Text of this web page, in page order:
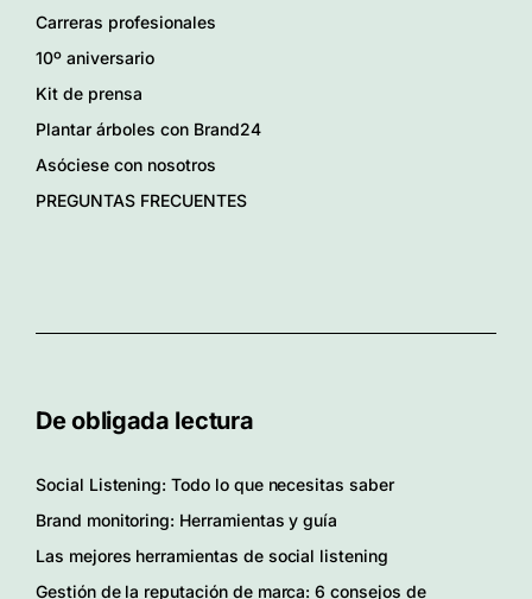
Carreras profesionales
10º aniversario
Kit de prensa
Plantar árboles con Brand24
Asóciese con nosotros
PREGUNTAS FRECUENTES
De obligada lectura
Social Listening: Todo lo que necesitas saber
Brand monitoring: Herramientas y guía
Las mejores herramientas de social listening
Gestión de la reputación de marca: 6 consejos de